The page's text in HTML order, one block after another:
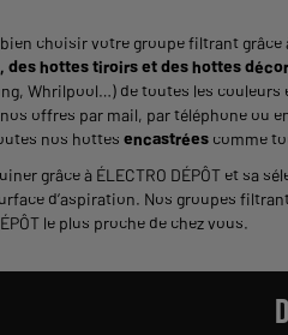
choisir votre groupe filtrant grâce
des hottes tiroirs et des hottes
Whrilpool…) de toutes les
offres par mail, par téléphone ou
nos hottes encastrées comme
grâce à ÉLECTRO DÉPÔT et
d’aspiration. Nos groupes
le plus proche de chez vous.